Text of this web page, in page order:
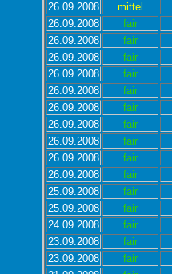
26.09.2008
mittel
26.09.2008
fair
26.09.2008
fair
26.09.2008
fair
26.09.2008
fair
26.09.2008
fair
26.09.2008
fair
26.09.2008
fair
26.09.2008
fair
26.09.2008
fair
26.09.2008
fair
25.09.2008
fair
25.09.2008
fair
24.09.2008
fair
23.09.2008
fair
23.09.2008
fair